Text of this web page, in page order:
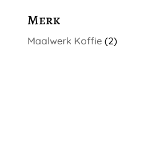
Merk
Maalwerk Koffie (2)